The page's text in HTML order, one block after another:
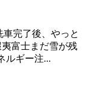
完了後、やっと
富士まだ雪が残
ルギー注...